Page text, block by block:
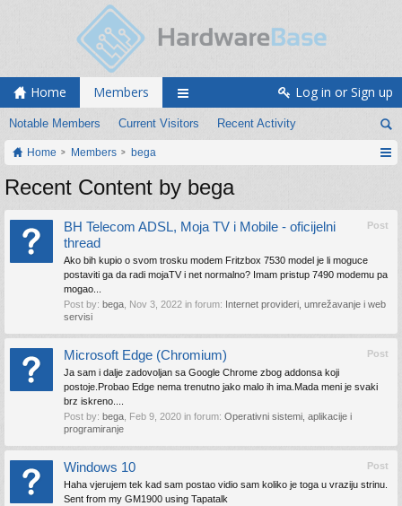
Home Members
Notable Members Current Visitors Recent Activity
Log in or Sign up
Home Members bega
Recent Content by bega
Post
BH Telecom ADSL, Moja TV i Mobile - oficijelni
thread
Ako bih kupio o svom trosku modem Fritzbox 7530 model je li moguce
postaviti ga da radi mojaTV i net normalno? Imam pristup 7490 modemu pa
mogao...
Post by: bega Nov 3, 2022 in forum: Internet provideri, umrežavanje i web
servisi
Post
Microsoft Edge (Chromium)
Ja sam i dalje zadovoljan sa Google Chrome zbog addonsa koji
postoje.Probao Edge nema trenutno jako malo ih ima.Mada meni je svaki
brz iskreno....
Post by: bega Feb 9, 2020 in forum: Operativni sistemi, aplikacije i
programiranje
Post
Windows 10
Haha vjerujem tek kad sam postao vidio sam koliko je toga u vraziju strinu.
Sent from my GM1900 using Tapatalk